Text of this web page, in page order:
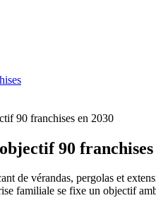
90 franchises en 2030
90 franchises
de vérandas, pergolas et
familiale se fixe un objectif